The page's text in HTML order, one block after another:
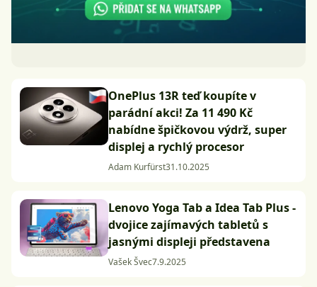
OnePlus 13R teď koupíte v
parádní akci! Za 11 490 Kč
nabídne špičkovou výdrž, super
displej a rychlý procesor
Adam Kurfürst31.10.2025
Lenovo Yoga Tab a Idea Tab Plus -
dvojice zajímavých tabletů s
jasnými displeji představena
Vašek Švec7.9.2025